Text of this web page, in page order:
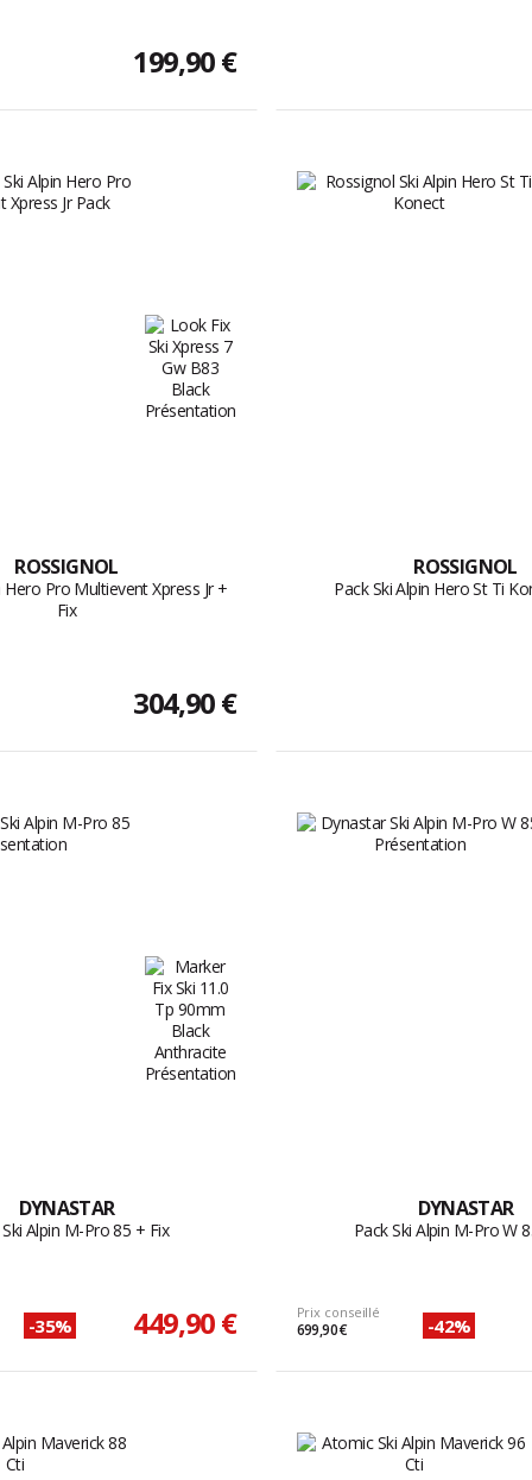
199,90 €
ROSSIGNOL
Hero Pro Multievent Xpress Jr +
Fix
304,90 €
ROSSIGNOL
Pack Ski Alpin Hero St Ti
DYNASTAR
Alpin M-Pro 85 + Fix
-35% 449,90 €
DYNASTAR
Pack Ski Alpin M-Pro W
Prix conseillé
699,90 € -42%